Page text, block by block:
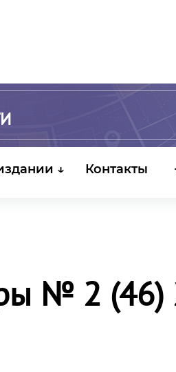
↓ Контакты
№ 2 (46)